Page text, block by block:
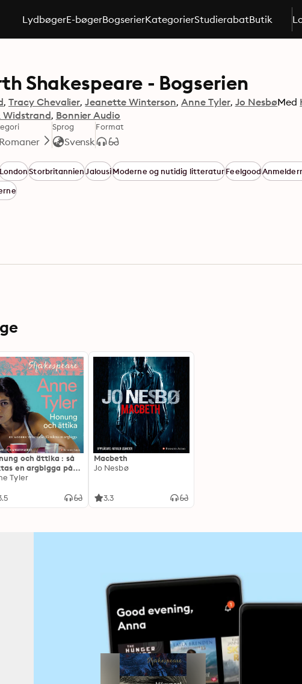
LydbøgerE-bøgerBogserierKategorierStudierabatButik
Shakespeare - Bogserien
Tracy Chevalier Jeanette Winterson Anne Tyler Jo NesbøMed
Widstrand Bonnier Audio
Romaner
Sprog
Svensk
Format
StorbritannienJalousiModerne og nutidig litteraturFeelgood
och ättika : så
en argbigga på
Tyler
Macbeth
Jo Nesbø
3.3